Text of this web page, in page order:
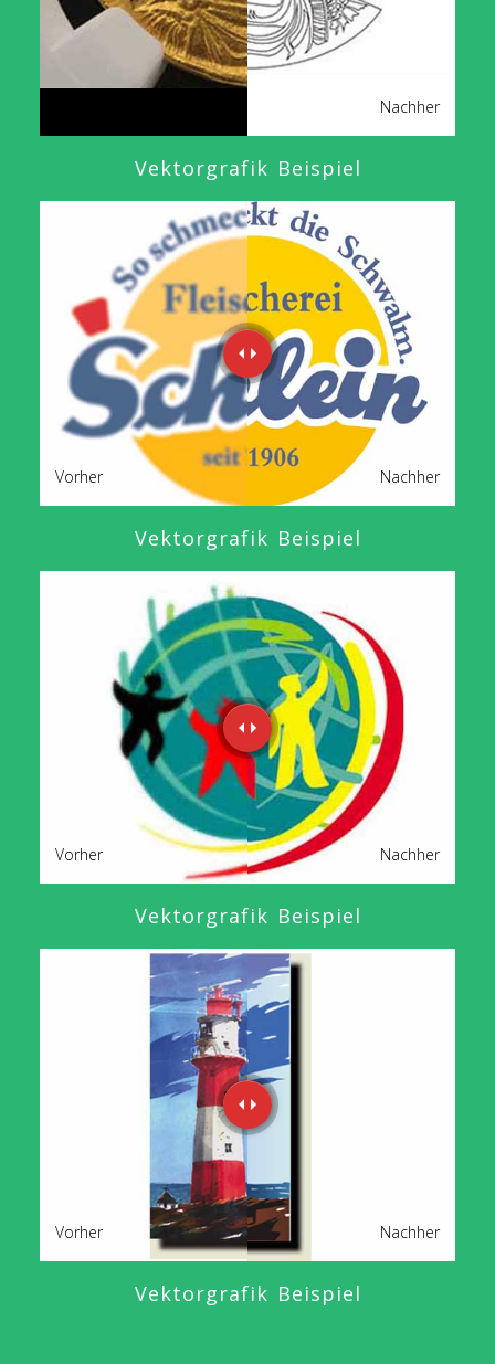
Nachher
Vektorgrafik Beispiel
Nachher
Vorher
Vektorgrafik Beispiel
Nachher
Vorher
Vektorgrafik Beispiel
Nachher
Vorher
Vektorgrafik Beispiel